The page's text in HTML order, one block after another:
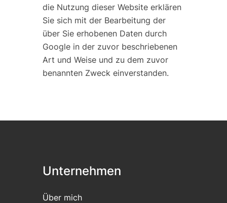
die Nutzung dieser Website erklären
Sie sich mit der Bearbeitung der
über Sie erhobenen Daten durch
Google in der zuvor beschriebenen
Art und Weise und zu dem zuvor
benannten Zweck einverstanden.
Unternehmen
Über mich